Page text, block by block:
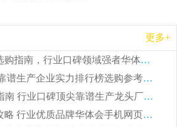
更多+
2026 矿用永磁滚筒厂家排行榜选购指南，行业口碑领域强者华体会手机网页版-华体会(中国)
2026 钛铁矿平板磁选机怎么选 靠谱生产企业实力排行榜选购参考攻略
2026CTG 干式磁选机完整选购指南 行业口碑顶尖靠谱生产龙头厂家实力推荐
2026 高精度粉料磁选机选购全攻略 行业优质品牌华体会手机网页版-华体会(中国) 实力深度解析